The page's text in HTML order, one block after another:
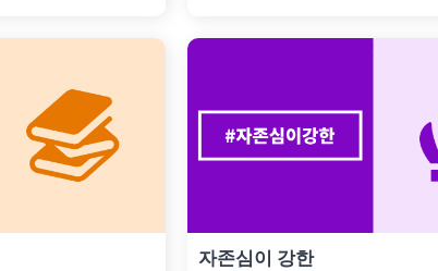
자존심이 강한